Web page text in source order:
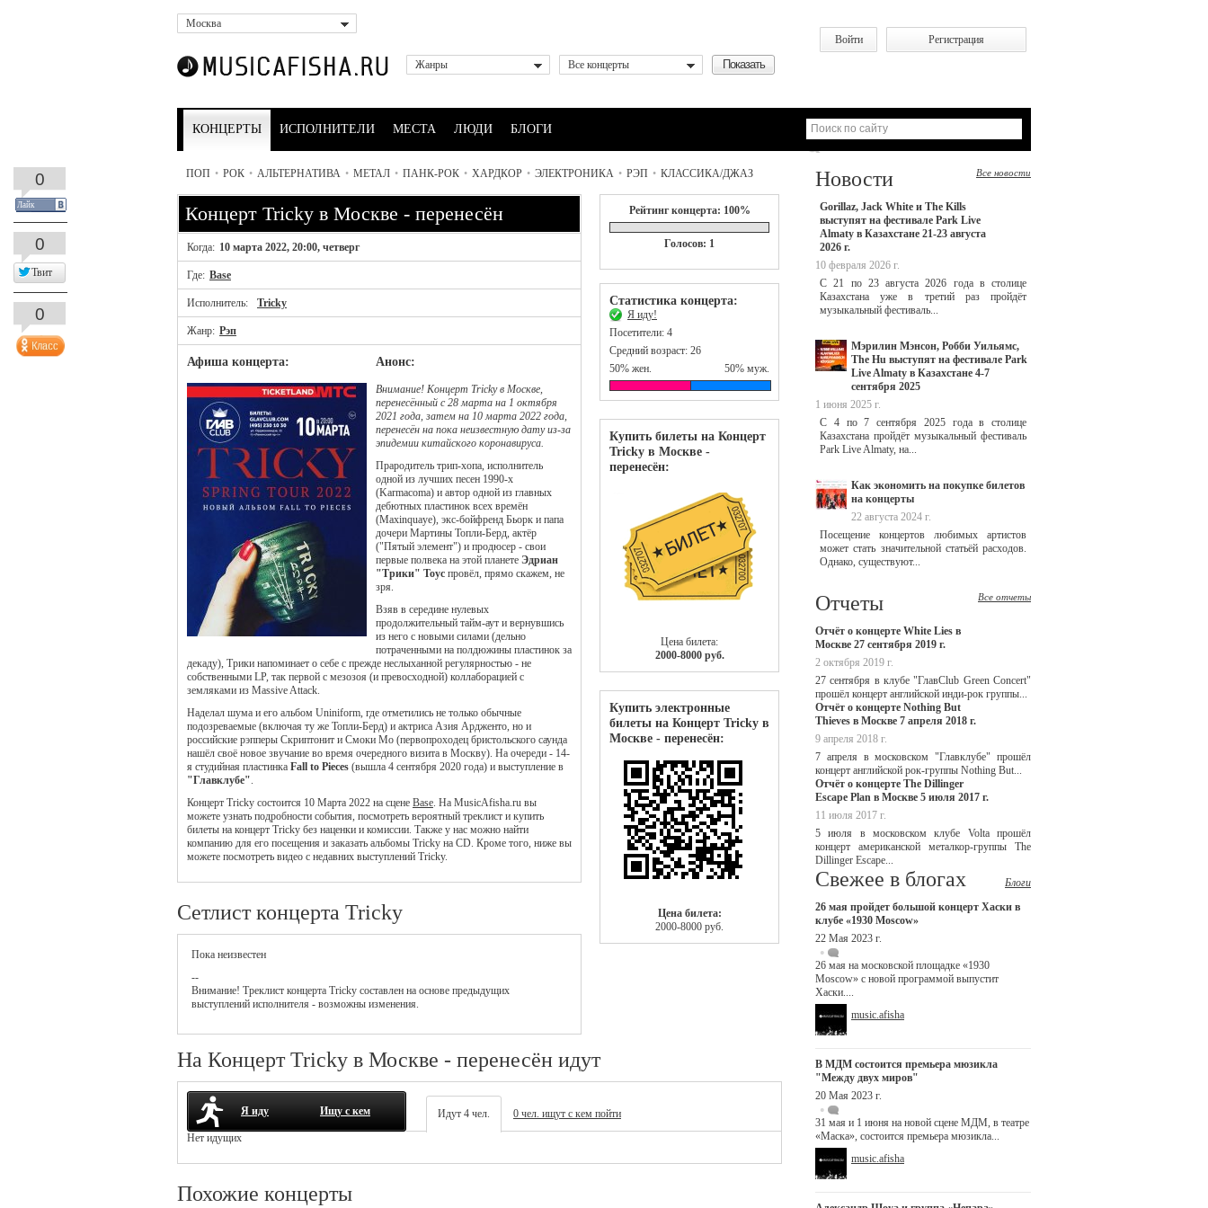
Москва
Войти
Регистрация
Жанры
Все концерты
КОНЦЕРТЫ ИСПОЛНИТЕЛИ МЕСТА ЛЮДИ БЛОГИ
ПОП • РОК • АЛЬТЕРНАТИВА • МЕТАЛ • ПАНК-РОК • ХАРДКОР • ЭЛЕКТРОНИКА • РЭП • КЛАССИКА/ДЖАЗ
Рейтинг концерта: 100%
Голосов: 1
Статистика концерта:
Я иду!
Посетители: 4
Средний возраст: 26
50% жен.
50% муж.
Купить билеты на Концерт
Tricky в Москве -
перенесён:
Цена билета:
2000-8000 руб.
Купить электронные
билеты на Концерт Tricky в
Москве - перенесён:
Цена билета:
2000-8000 руб.
Концерт Tricky в Москве - перенесён
Когда: 10 марта 2022, 20:00, четверг
Где: Base
Исполнитель: Tricky
Жанр: Рэп
Афиша концерта: Анонс:
Внимание! Концерт Tricky в Москве,
перенесённый с 28 марта на 1 октября
2021 года, затем на 10 марта 2022 года,
перенесён на пока неизвестную дату из-за
эпидемии китайского коронавируса.
Прародитель трип-хопа, исполнитель
одной из лучших песен 1990-х
(Karmacoma) и автор одной из главных
дебютных пластинок всех времён
(Maxinquaye), экс-бойфренд Бьорк и папа
дочери Мартины Топли-Берд, актёр
("Пятый элемент") и продюсер - свои
первые полвека на этой планете Эдриан
"Трики" Тоус провёл, прямо скажем, не
зря.
Взяв в середине нулевых
продолжительный тайм-аут и вернувшись
из него с новыми силами (дельно
потраченными на полдюжины пластинок за
декаду), Трики напоминает о себе с прежде неслыханной регулярностью - не
собственными LP, так первой с мезозоя (и превосходной) коллаборацией с
земляками из Massive Attack.
Наделал шума и его альбом Uniniform, где отметились не только обычные
подозреваемые (включая ту же Топли-Берд) и актриса Азия Ардженто, но и
российские рэпперы Скриптонит и Смоки Мо (первопроходец бристольского саунда
нашёл своё новое звучание во время очередного визита в Москву). На очереди - 14-
я студийная пластинка Fall to Pieces (вышла 4 сентября 2020 года) и выступление в
"Главклубе".
Концерт Tricky состоится 10 Марта 2022 на сцене Base. На MusicAfisha.ru вы
можете узнать подробности события, посмотреть вероятный треклист и купить
билеты на концерт Tricky без наценки и комиссии. Также у нас можно найти
компанию для его посещения и заказать альбомы Tricky на CD. Кроме того, ниже вы
можете посмотреть видео с недавних выступлений Tricky.
Сетлист концерта Tricky
Пока неизвестен
--
Внимание! Треклист концерта Tricky составлен на основе предыдущих
выступлений исполнителя - возможны изменения.
На Концерт Tricky в Москве - перенесён идут
Я иду Ищу с кем Идут 4 чел.
0 чел. ищут с кем пойти
Нет идущих
Похожие концерты
Новости Все новости
Gorillaz, Jack White и The Kills
выступят на фестивале Park Live
Almaty в Казахстане 21-23 августа
2026 г.
10 февраля 2026 г.
С 21 по 23 августа 2026 года в столице
Казахстана уже в третий раз пройдёт
музыкальный фестиваль...
Мэрилин Мэнсон, Робби Уильямс,
The Hu выступят на фестивале Park
Live Almaty в Казахстане 4-7
сентября 2025
1 июня 2025 г.
С 4 по 7 сентября 2025 года в столице
Казахстана пройдёт музыкальный фестиваль
Park Live Almaty, на...
Как экономить на покупке билетов
на концерты
22 августа 2024 г.
Посещение концертов любимых артистов
может стать значительной статьёй расходов.
Однако, существуют...
Отчеты Все отчеты
Отчёт о концерте White Lies в
Москве 27 сентября 2019 г.
2 октября 2019 г.
27 сентября в клубе "ГлавClub Green Concert"
прошёл концерт английской инди-рок группы...
Отчёт о концерте Nothing But
Thieves в Москве 7 апреля 2018 г.
9 апреля 2018 г.
7 апреля в московском "Главклубе" прошёл
концерт английской рок-группы Nothing But...
Отчёт о концерте The Dillinger
Escape Plan в Москве 5 июля 2017 г.
11 июля 2017 г.
5 июля в московском клубе Volta прошёл
концерт американской металкор-группы The
Dillinger Escape...
Свежее в блогах
Блоги
26 мая пройдет большой концерт Хаски в
клубе «1930 Moscow»
22 Мая 2023 г.
26 мая на московской площадке «1930
Moscow» с новой программой выпустит
Хаски....
music.afisha
В МДМ состоится премьера мюзикла
"Между двух миров"
20 Мая 2023 г.
31 мая и 1 июня на новой сцене МДМ, в театре
«Маска», состоится премьера мюзикла...
music.afisha
0
Лайк
0
Твит
0